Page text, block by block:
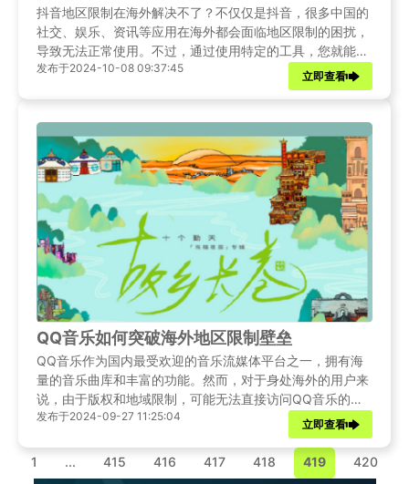
抖音地区限制在海外解决不了？不仅仅是抖音，很多中国的
社交、娱乐、资讯等应用在海外都会面临地区限制的困扰，
导致无法正常使用。不过，通过使用特定的工具，您就能成
功突破这些地区限制，在海外畅快体验中国本土的各种应
用。Sixfast 回国加速器是一款值得推荐的工具，它专门为
Sixfast 回国加速器可以有效地突破抖音在海外的地区限制
发布于2024-10-08 09:37:45
立即查看
QQ音乐如何突破海外地区限制壁垒
QQ音乐作为国内最受欢迎的音乐流媒体平台之一，拥有海
量的音乐曲库和丰富的功能。然而，对于身处海外的用户来
说，由于版权和地域限制，可能无法直接访问QQ音乐的全
部内容。为了解决这个问题，您可以使用Sixfast回国加速器
来绕过地区限制。通过连接到中国大陆的服务器节点，
Sixfast能够为您提供稳定且高速的网络连接，让您轻松访问
QQ音乐上的全部音乐资源。
发布于2024-09-27 11:25:04
立即查看
1 ... 415 416 417 418 419 420